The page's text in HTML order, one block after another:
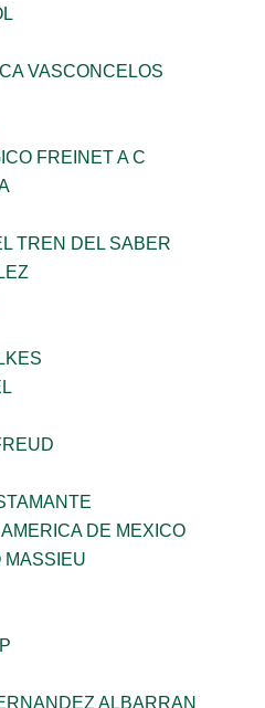
VASCONCELOS
FREINET A C
TREN DEL SABER
DE MEXICO
MASSIEU
ALBARRAN